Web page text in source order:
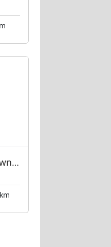
Viser Noclegi pracownicze